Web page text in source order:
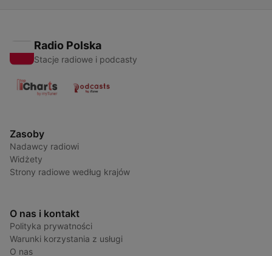
Radio Polska
Stacje radiowe i podcasty
Zasoby
Nadawcy radiowi
Widżety
Strony radiowe według krajów
O nas i kontakt
Polityka prywatności
Warunki korzystania z usługi
O nas